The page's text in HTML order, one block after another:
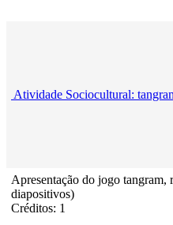
Atividade Sociocultural:
Apresentação do jogo tangram,
diapositivos)
Créditos: 1